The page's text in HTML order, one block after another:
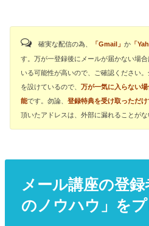
確実な配信の為、 「Gmail」 か「
す。万が一登録後にメールが届かない場合
いる可能性が高いので、ご確認ください
を設けているので、万が一気に入らない
能です。勿論、登録特典を受け取っただ
頂いたアドレスは、外部に漏れることがな
メール講座の登
のノウハウ」をプ